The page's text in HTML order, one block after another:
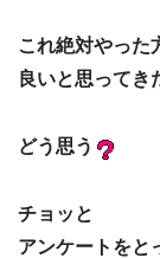
これ絶対やった
良いと思ってき
どう思う
チョッと
アンケートをと